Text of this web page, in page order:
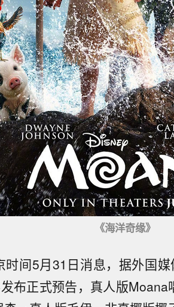
《海洋奇缘》
时间5月31日消息，据外国
布正式预告，真人版Moana